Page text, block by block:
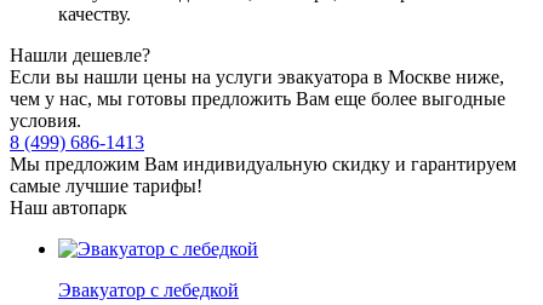
качеству.
Нашли дешевле?
Если вы нашли цены на услуги эвакуатора в Москве ниже,
чем у нас, мы готовы предложить Вам еще более выгодные
условия.
8 (499) 686-1413
Мы предложим Вам индивидуальную скидку и гарантируем
самые лучшие тарифы!
Наш автопарк
Эвакуатор с лебедкой